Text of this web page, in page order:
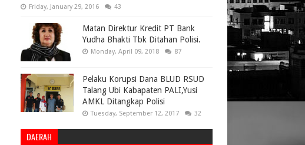
Friday, January 29, 2016 43
Matan Direktur Kredit PT Bank
Yudha Bhakti Tbk Ditahan Polisi.
Monday, April 09, 2018 87
Pelaku Korupsi Dana BLUD RSUD
Talang Ubi Kabapaten PALI,Yusi
AMKL Ditangkap Polisi
Tuesday, September 12, 2017 32
DAERAH